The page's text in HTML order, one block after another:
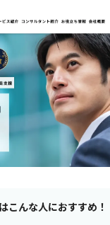
こんな人におすすめ！